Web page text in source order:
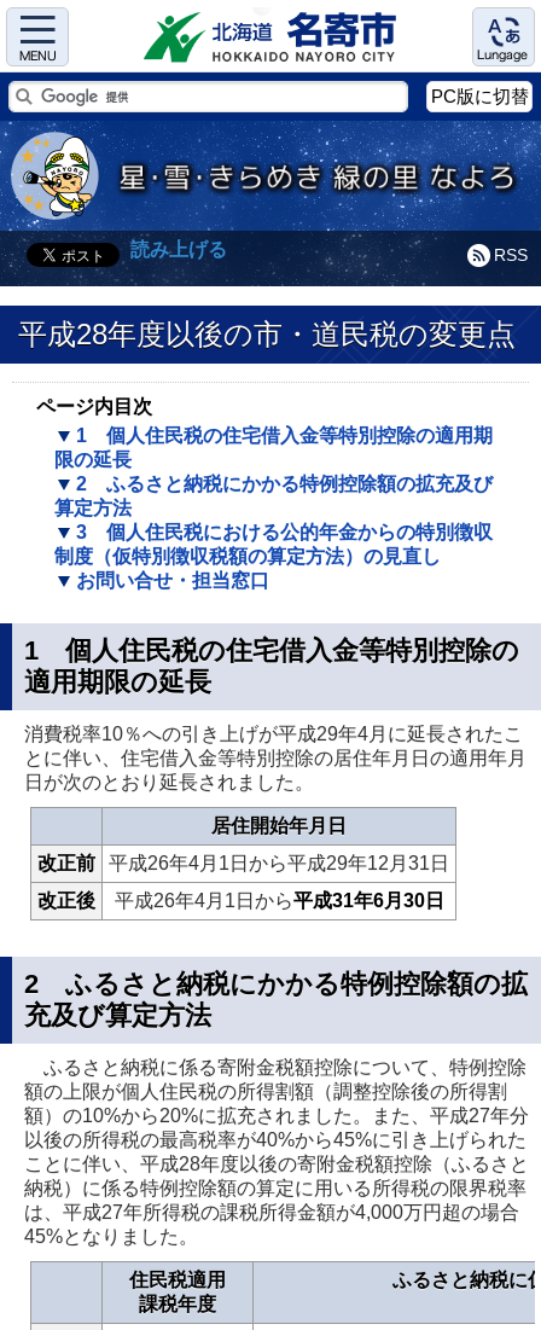
Menu Language
PC版に切替
RSS
読み上げる
平成28年度以後の市・道民税の変更点
ページ内目次
1 個人住民税の住宅借入金等特別控除の適用期
限の延長
2 ふるさと納税にかかる特例控除額の拡充及び
算定方法
3 個人住民税における公的年金からの特別徴収
制度（仮特別徴収税額の算定方法）の見直し
お問い合せ・担当窓口
1 個人住民税の住宅借入金等特別控除の
適用期限の延長
消費税率10％への引き上げが平成29年4月に延長されたこ
とに伴い、住宅借入金等特別控除の居住年月日の適用年月
日が次のとおり延長されました。
居住開始年月日
改正前
平成26年4月1日から平成29年12月31日
改正後
平成26年4月1日から平成31年6月30日
2 ふるさと納税にかかる特例控除額の拡
充及び算定方法
ふるさと納税に係る寄附金税額控除について、特例控除
額の上限が個人住民税の所得割額（調整控除後の所得割
額）の10%から20%に拡充されました。また、平成27年分
以後の所得税の最高税率が40%から45%に引き上げられた
ことに伴い、平成28年度以後の寄附金税額控除（ふるさと
納税）に係る特例控除額の算定に用いる所得税の限界税率
は、平成27年所得税の課税所得金額が4,000万円超の場合
45%となりました。
住民税適用
課税年度
ふるさと納税に